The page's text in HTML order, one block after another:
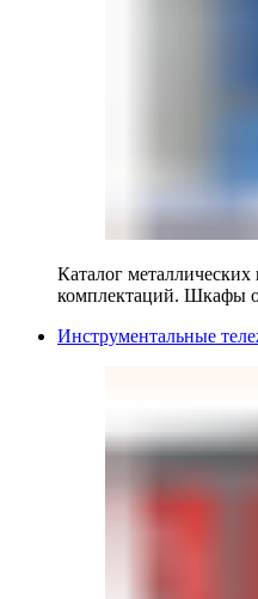
Каталог
комплектаций. Шкафы
Инструментальные